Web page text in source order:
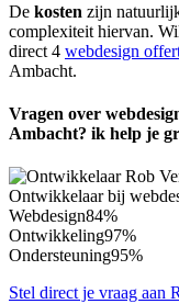
De kosten zijn
complexiteit hiervan.
direct 4 webdesign
Ambacht.
Vragen over
Ambacht? ik help je
Ontwikkelaar bij
Webdesign84%
Ontwikkeling97%
Ondersteuning95%
Stel direct je vraag aan